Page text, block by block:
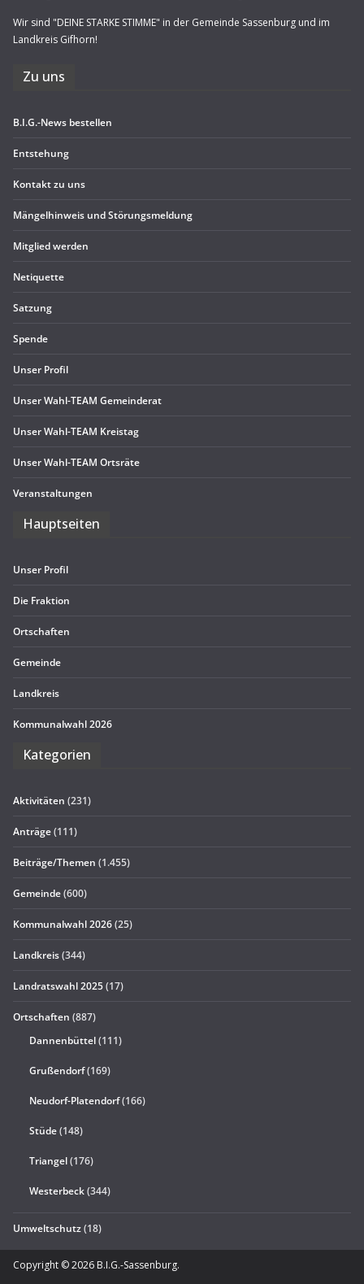
Wir sind "DEINE STARKE STIMME" in der Gemeinde Sassenburg und im
Landkreis Gifhorn!
Zu uns
B.I.G.-News bestel­len
Ent­ste­hung
Kon­takt zu uns
Män­gel­hin­weis und Störungsmeldung
Mit­glied werden
Neti­quette
Sat­zung
Spende
Unser Pro­fil
Unser Wahl-TEAM Gemeinderat
Unser Wahl-TEAM Kreistag
Unser Wahl-TEAM Ortsräte
Ver­an­stal­tun­gen
Haupt­sei­ten
Unser Pro­fil
Die Frak­tion
Ort­schaf­ten
Gemeinde
Land­kreis
Kom­mu­nal­wahl 2026
Kate­go­rien
Aktivitäten (231)
Anträge(111)
Beiträge/Themen (1.455)
Gemeinde(600)
Kommunalwahl 2026(25)
Landkreis(344)
Landratswahl 2025(17)
Ortschaften (887)
Dannenbüttel(111)
Grußendorf(169)
Neudorf-Platendorf(166)
Stüde(148)
Triangel(176)
Westerbeck(344)
Umweltschutz(18)
Copyright © 2026 B.I.G.-Sassenburg.